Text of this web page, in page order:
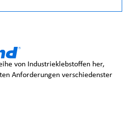
von Industrieklebstoffen her,
Anforderungen verschiedenster